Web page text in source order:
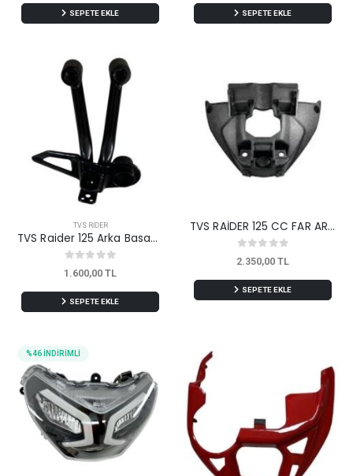
SEPETE EKLE SEPETE EKLE
TVS RİDER
TVS Raider 125 Arka Basamak Braketi Sağ Orijinal
1.600,00 TL
SEPETE EKLE
TVS RAİDER 125 CC FAR ARKA KAPAK
2.350,00 TL
SEPETE EKLE
%46 İNDİRİMLİ